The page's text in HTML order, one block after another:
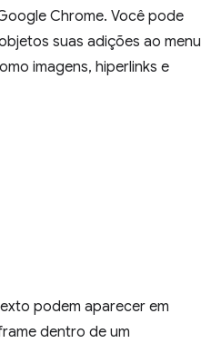
Chrome. Você pode
suas adições ao menu
imagens, hiperlinks e
podem aparecer em
dentro de um